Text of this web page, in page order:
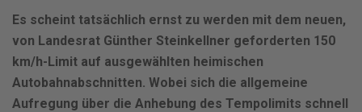
Es scheint tatsächlich ernst zu werden mit dem neuen,
von Landesrat Günther Steinkellner geforderten 150
km/h-Limit auf ausgewählten heimischen
Autobahnabschnitten. Wobei sich die allgemeine
Aufregung über die Anhebung des Tempolimits schnell